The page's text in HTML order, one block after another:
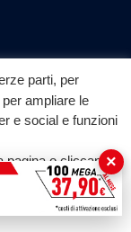
parti, per
ampliare le
e social e funzioni
pagina o cliccando
dei cookie.
×